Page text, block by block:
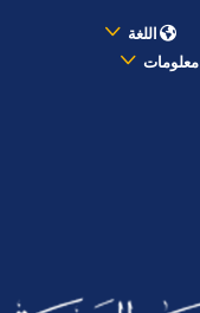
اللغة
معلومات